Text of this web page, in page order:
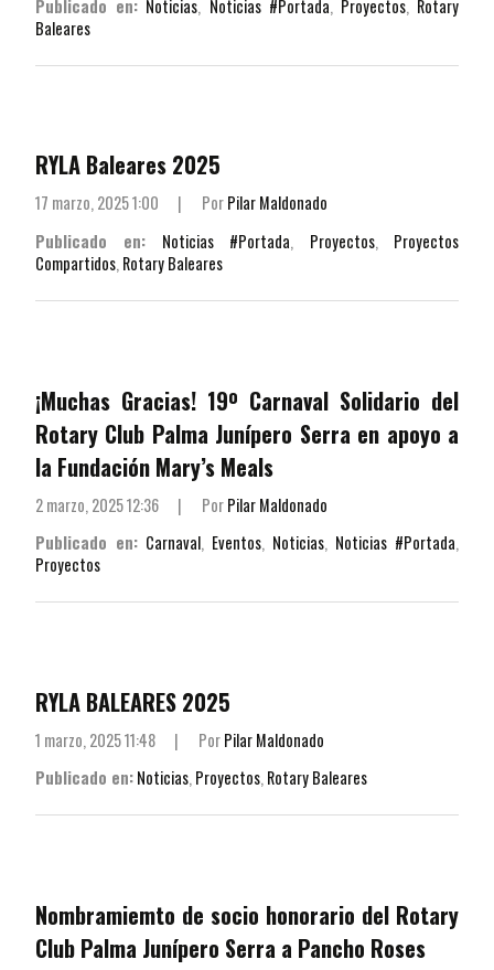
Publicado en: Noticias, Noticias #Portada, Proyectos, Rotary
Baleares
RYLA Baleares 2025
17 marzo, 2025 1:00 | PorPilar Maldonado
Publicado en:
Noticias #Portada, Proyectos, Proyectos
Compartidos, Rotary Baleares
¡Muchas Gracias! 19º Carnaval Solidario del
Rotary Club Palma Junípero Serra en apoyo a
la Fundación Mary’s Meals
2 marzo, 2025 12:36 | PorPilar Maldonado
Publicado en: Carnaval, Eventos, Noticias, Noticias #Portada,
Proyectos
RYLA BALEARES 2025
1 marzo, 2025 11:48 | PorPilar Maldonado
Publicado en:Noticias, Proyectos, Rotary Baleares
Nombramiemto de socio honorario del Rotary
Club Palma Junípero Serra a Pancho Roses